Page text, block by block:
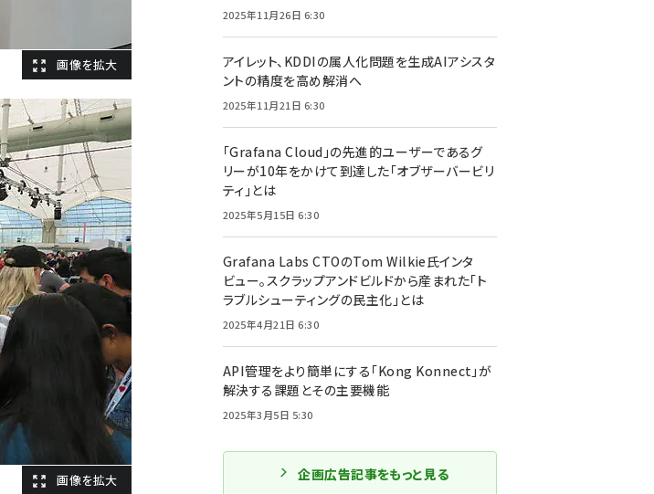
2025年11月26日 6:30
アイレット、KDDIの属人化問題を生成AIアシスタ
ントの精度を高め解消へ
2025年11月21日 6:30
「Grafana Cloud」の先進的ユーザーであるグ
リーが10年をかけて到達した「オブザーバービリ
ティ」とは
2025年5月15日 6:30
Grafana Labs CTOのTom Wilkie氏インタ
ビュー。スクラップアンドビルドから産まれた「ト
ラブルシューティングの民主化」とは
2025年4月21日 6:30
API管理をより簡単にする「Kong Konnect」が
解決する課題とその主要機能
2025年3月5日 5:30
企画広告記事をもっと見る